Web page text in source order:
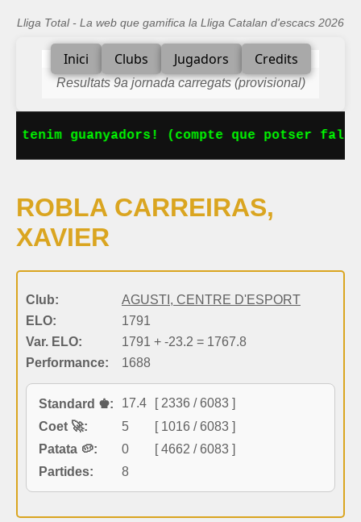
Lliga Total - La web que gamifica la Lliga Catalan d'escacs 2026
Inici Clubs Jugadors Credits
Resultats 9a jornada carregats (provisional)
tenim guanyadors! (compte que potser
ROBLA CARREIRAS,
XAVIER
Club:
AGUSTI, CENTRE D'ESPORT
ELO:
1791
Var. ELO:
1791 + -23.2 = 1767.8
Performance:
1688
Standard ♚: 17.4
[ 2336 / 6083 ]
Coet 🚀:
5
[ 1016 / 6083 ]
Patata 🥔:
0
[ 4662 / 6083 ]
Partides:
8